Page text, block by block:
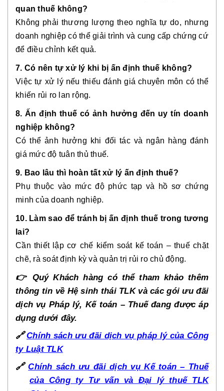
quan thuế không?
Không phải thương lượng theo nghĩa tự do, nhưng
doanh nghiệp có thể giải trình và cung cấp chứng cứ
để điều chỉnh kết quả.
7. Có nên tự xử lý khi bị ấn định thuế không?
Việc tự xử lý nếu thiếu đánh giá chuyên môn có thể
khiến rủi ro lan rộng.
8. Ấn định thuế có ảnh hưởng đến uy tín doanh
nghiệp không?
Có thể ảnh hưởng khi đối tác và ngân hàng đánh
giá mức độ tuân thủ thuế.
9. Bao lâu thì hoàn tất xử lý ấn định thuế?
Phụ thuộc vào mức độ phức tạp và hồ sơ chứng
minh của doanh nghiệp.
10. Làm sao để tránh bị ấn định thuế trong tương
lai?
Cần thiết lập cơ chế kiểm soát kế toán – thuế chặt
chẽ, rà soát định kỳ và quản trị rủi ro chủ động.
👉 Quý Khách hàng có thể tham khảo thêm
thông tin về Hệ sinh thái TLK và các gói ưu đãi
dịch vụ Pháp lý, Kế toán – Thuế đang được áp
dụng dưới đây.
🔗 Chính sách ưu đãi dịch vụ pháp lý của Công
ty Luật TLK
🔗 Chính sách ưu đãi dịch vụ Kế toán – Thuế
của Công ty Tư vấn và Đại lý thuế TLK